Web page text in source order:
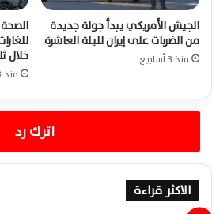
الجيش الأمريكي يبدأ جولة جديدة
من الضربات على إيران لليلة العاشرة
منذ 3 أسابيع
الصحة
خلال
منذ 3 أسابيع
اترك رد
الاكثر قراءة